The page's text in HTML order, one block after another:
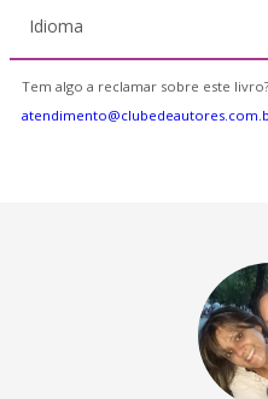
Idioma
Tem algo a reclamar sobre este